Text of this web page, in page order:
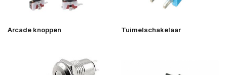
Arcade knoppen Tuimelschakelaar